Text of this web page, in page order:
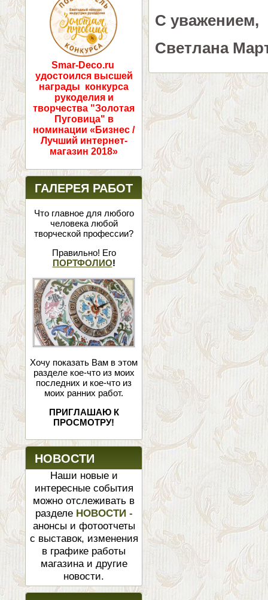
Smar-Deco.ru
удостоился высшей
награды конкурса
рукоделия и
творчества "Золотая
Пуговица" в
номинации «Бизнес /
Лучший интернет-
магазин 2018»
ГАЛЕРЕЯ РАБОТ
Что главное для любого
человека любой
творческой профессии?
Правильно! Его
ПОРТФОЛИО!
Хочу показать Вам в этом
разделе кое-что из моих
последних и кое-что из
моих ранних работ.
ПРИГЛАШАЮ К
ПРОСМОТРУ!
НОВОСТИ
Наши новые и
интересные события
можно отслеживать в
разделе НОВОСТИ -
анонсы и фотоотчеты
с выставок, изменения
в графике работы
магазина и другие
новости.
С уважением,
Светлана